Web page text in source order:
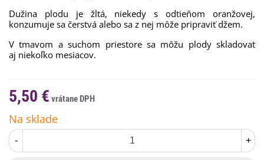
Dužina plodu je žltá, niekedy s odtieňom oranžovej,
konzumuje sa čerstvá alebo sa z nej môže pripraviť džem.
V tmavom a suchom priestore sa môžu plody skladovať
aj niekoľko mesiacov.
5,50 €
Na sklade
- +